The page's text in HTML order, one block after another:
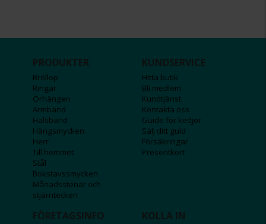
PRODUKTER
Bröllop
Ringar
Örhängen
Armband
Halsband
Hängsmycken
Herr
Till hemmet
Stål
Bokstavssmycken
Månadsstenar och
stjärntecken
KUNDSERVICE
Hitta butik
Bli medlem
Kundtjänst
Kontakta oss
Guide för kedjor
Sälj ditt guld
Försäkringar
Presentkort
FÖRETAGSINFO KOLLA IN